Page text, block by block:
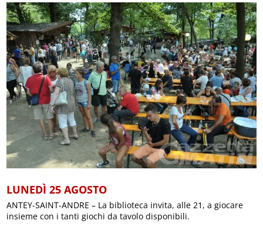
LUNEDÌ 25 AGOSTO
ANTEY-SAINT-ANDRE – La biblioteca invita, alle 21, a giocare
insieme con i tanti giochi da tavolo disponibili.